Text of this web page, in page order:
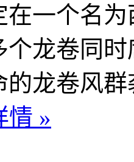
在一个名
个龙卷同
的龙卷风
情 »